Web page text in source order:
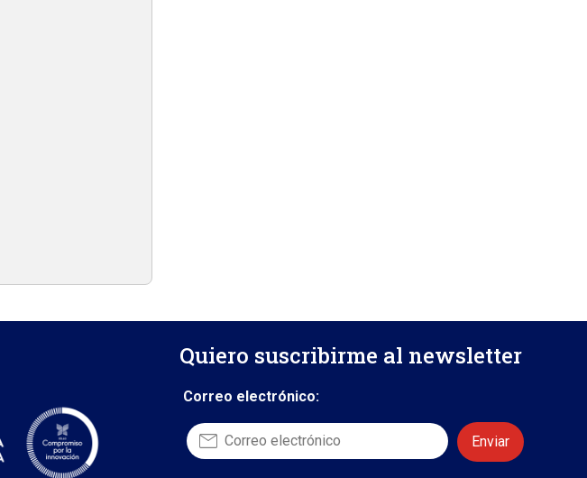
Quiero suscribirme al newsletter
Correo electrónico: